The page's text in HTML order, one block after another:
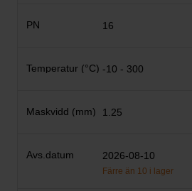
16
-10 - 300
1.25
2026-08-10
Färre än 10 i lager